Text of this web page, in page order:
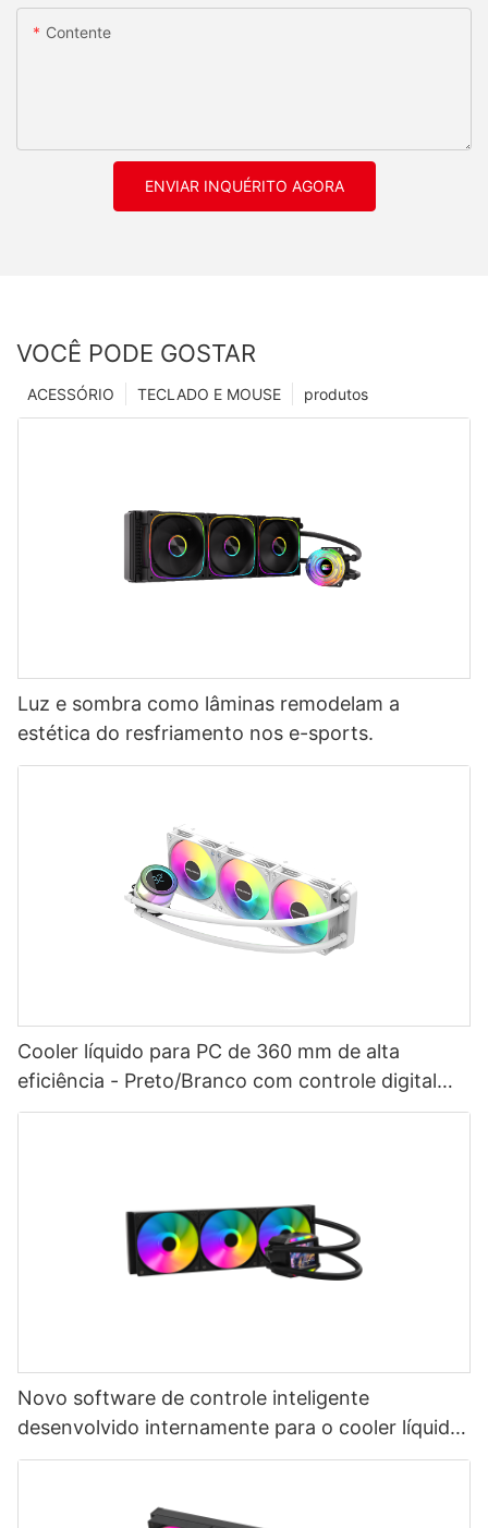
Contente
ENVIAR INQUÉRITO AGORA
VOCÊ PODE GOSTAR
produtos
TECLADO E MOUSE
ACESSÓRIO
Luz e sombra como lâminas remodelam a
estética do resfriamento nos e-sports.
Cooler líquido para PC de 360 mm de alta
eficiência - Preto/Branco com controle digital
inteligente de temperatura
Novo software de controle inteligente
desenvolvido internamente para o cooler líquido
AIO de 360 ​​mm para CPU com tela LCD AURORA